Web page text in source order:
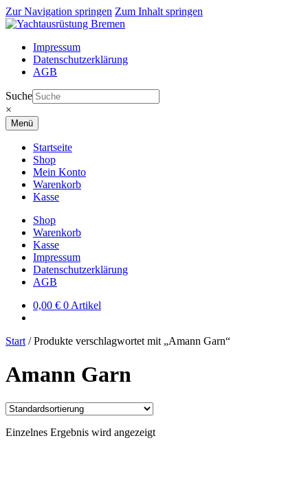
Zur Navigation springen Zum Inhalt springen
Impressum
Datenschutzerklärung
AGB
Suche
×
Menü
Startseite
Shop
Mein Konto
Warenkorb
Kasse
Shop
Warenkorb
Kasse
Impressum
Datenschutzerklärung
AGB
0,00 € 0 Artikel
Start /Produkte verschlagwortet mit „Amann Garn“
Amann Garn
Einzelnes Ergebnis wird angezeigt